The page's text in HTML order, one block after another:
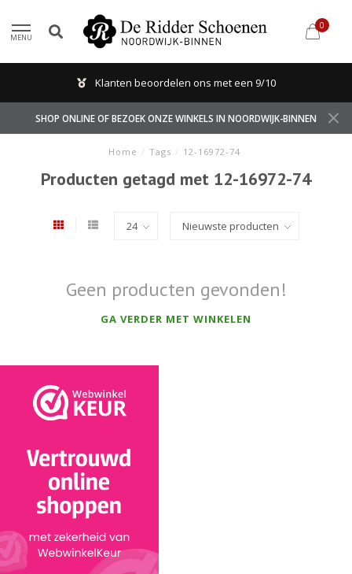
MENU
0
Klanten beoordelen ons met een 9/10
SHOP ONLINE OF BEZOEK ONZE WINKELS IN NOORDWIJK-BINNEN
Home / Tags / 12-16972-74
Producten getagd met 12-16972-74
Geen producten gevonden!
GA VERDER MET WINKELEN